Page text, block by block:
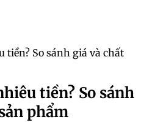
tiền? So sánh giá và chất
tiền? So sánh
phẩm